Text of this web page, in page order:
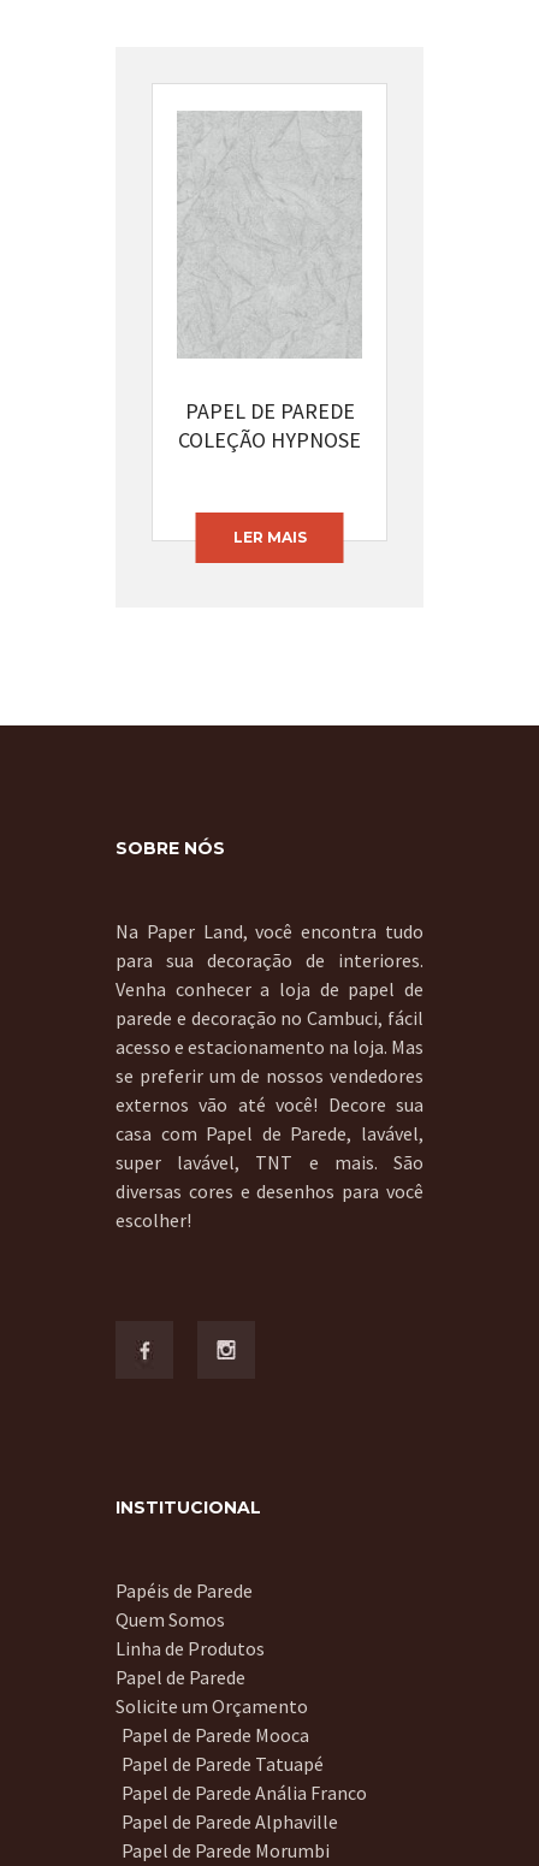
PAPEL DE PAREDE
COLEÇÃO HYPNOSE
LER MAIS
SOBRE NÓS
Na Paper Land, você encontra tudo
para sua decoração de interiores.
Venha conhecer a loja de papel de
parede e decoração no Cambuci, fácil
acesso e estacionamento na loja. Mas
se preferir um de nossos vendedores
externos vão até você! Decore sua
casa com Papel de Parede, lavável,
super lavável, TNT e mais. São
diversas cores e desenhos para você
escolher!
INSTITUCIONAL
Papéis de Parede
Quem Somos
Linha de Produtos
Papel de Parede
Solicite um Orçamento
Papel de Parede Mooca
Papel de Parede Tatuapé
Papel de Parede Anália Franco
Papel de Parede Alphaville
Papel de Parede Morumbi